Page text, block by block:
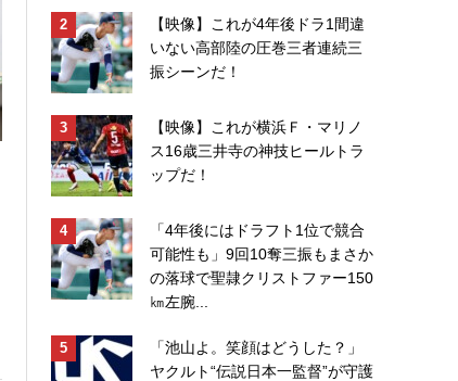
【映像】これが4年後ドラ1間違
いない高部陸の圧巻三者連続三
振シーンだ！
【映像】これが横浜Ｆ・マリノ
ス16歳三井寺の神技ヒールトラ
ップだ！
「4年後にはドラフト1位で競合
可能性も」9回10奪三振もまさか
の落球で聖隷クリストファー150
㎞左腕...
「池山よ。笑顔はどうした？」
ヤクルト“伝説日本一監督”が守護